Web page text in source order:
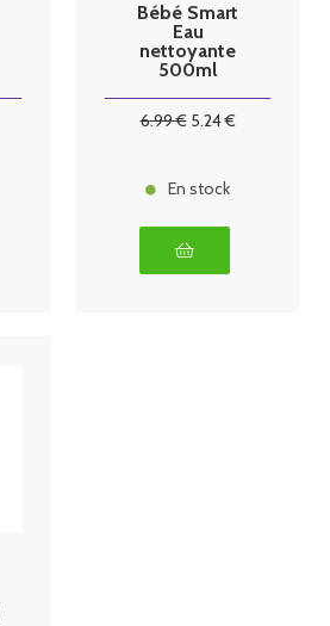
Bébé Smart
Eau
nettoyante
500ml
6.99€ 5.24€
En stock